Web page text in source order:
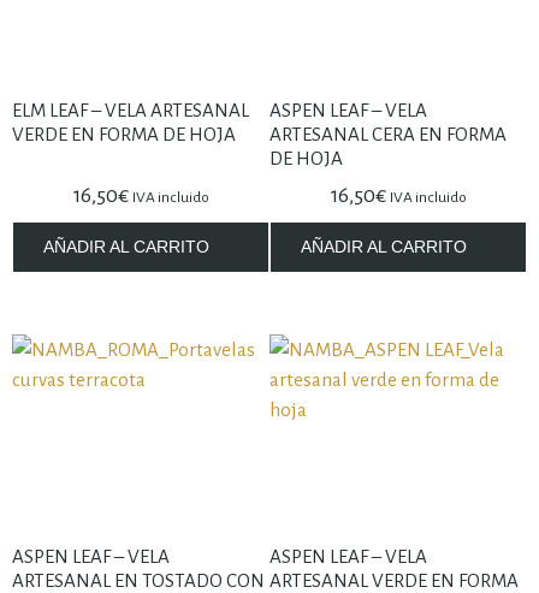
ELM LEAF – VELA ARTESANAL
VERDE EN FORMA DE HOJA
16,50€ IVA incluido
AÑADIR AL CARRITO
ASPEN LEAF – VELA
ARTESANAL CERA EN FORMA
DE HOJA
16,50€ IVA incluido
AÑADIR AL CARRITO
ASPEN LEAF – VELA
ARTESANAL EN TOSTADO CON
ASPEN LEAF – VELA
ARTESANAL VERDE EN FORMA